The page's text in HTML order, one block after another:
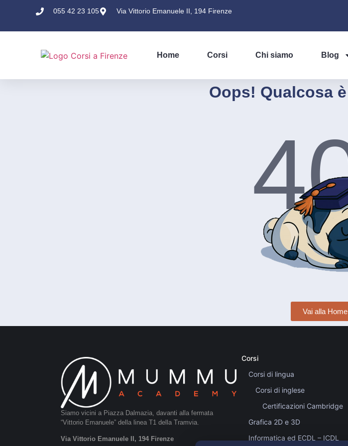
055 42 23 105 Via Vittorio Emanuele II, 194 Firenze
Home Corsi Chi siamo Blog
Oops! Qualcosa
Vai alla
Siamo vicini a Piazza Dalmazia, davanti alla fermata
“Vittorio Emanuele” della linea T1 della Tramvia.
Via Vittorio Emanuele II, 194 Firenze
Corsi
Corsi di lingua
Corsi di inglese
Certificazioni Cambridge
Grafica 2D e 3D
Informatica ed ECDL – ICDL